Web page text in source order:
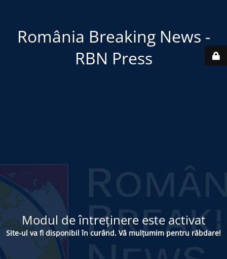
România Breaking News -
RBN Press
Modul de întreținere este activat
Site-ul va fi disponibil în curând. Vă mulțumim pentru răbdare!